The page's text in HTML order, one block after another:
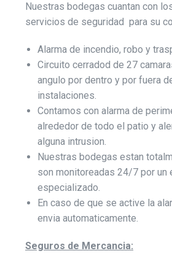
Nuestras bodegas cuantan con
servicios de seguridad para su
Alarma de incendio, robo y
Circuito cerradod de 27
angulo por dentro y por fuera
instalaciones.
Contamos con alarma de
alrededor de todo el patio y
alguna intrusion.
Nuestras bodegas estan
son monitoreadas 24/7 por un
especializado.
En caso de que se active la
envia automaticamente.
Seguros de Mercancia: